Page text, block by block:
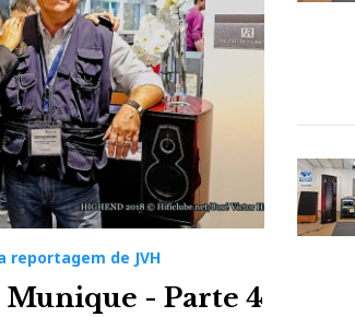
reportagem de JVH
Munique - Parte 4